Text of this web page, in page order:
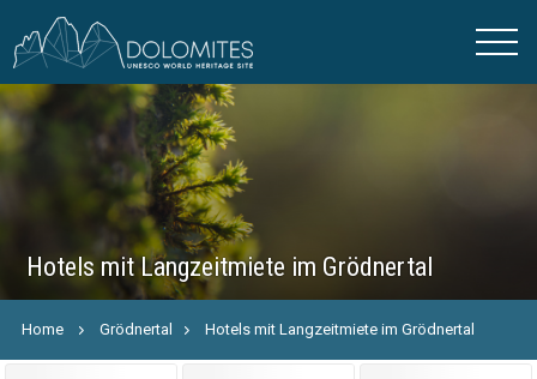
Hotels mit Langzeitmiete im Grödnertal
Home Grödnertal Hotels mit Langzeitmiete im Grödnertal